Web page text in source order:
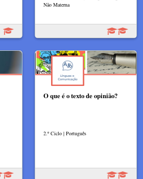
Não Materna
O que é o texto de opinião?
2.º Ciclo | Português